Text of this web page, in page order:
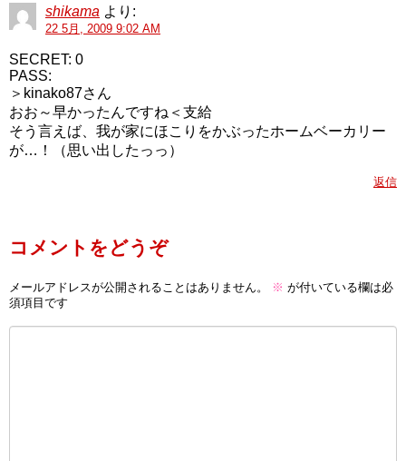
shikama より:
22 5月, 2009 9:02 AM
SECRET: 0
PASS:
＞kinako87さん
おお～早かったんですね＜支給
そう言えば、我が家にほこりをかぶったホームベーカリー
が…！（思い出したっっ）
返信
コメントをどうぞ
メールアドレスが公開されることはありません。 ※ が付いている欄は必
須項目です